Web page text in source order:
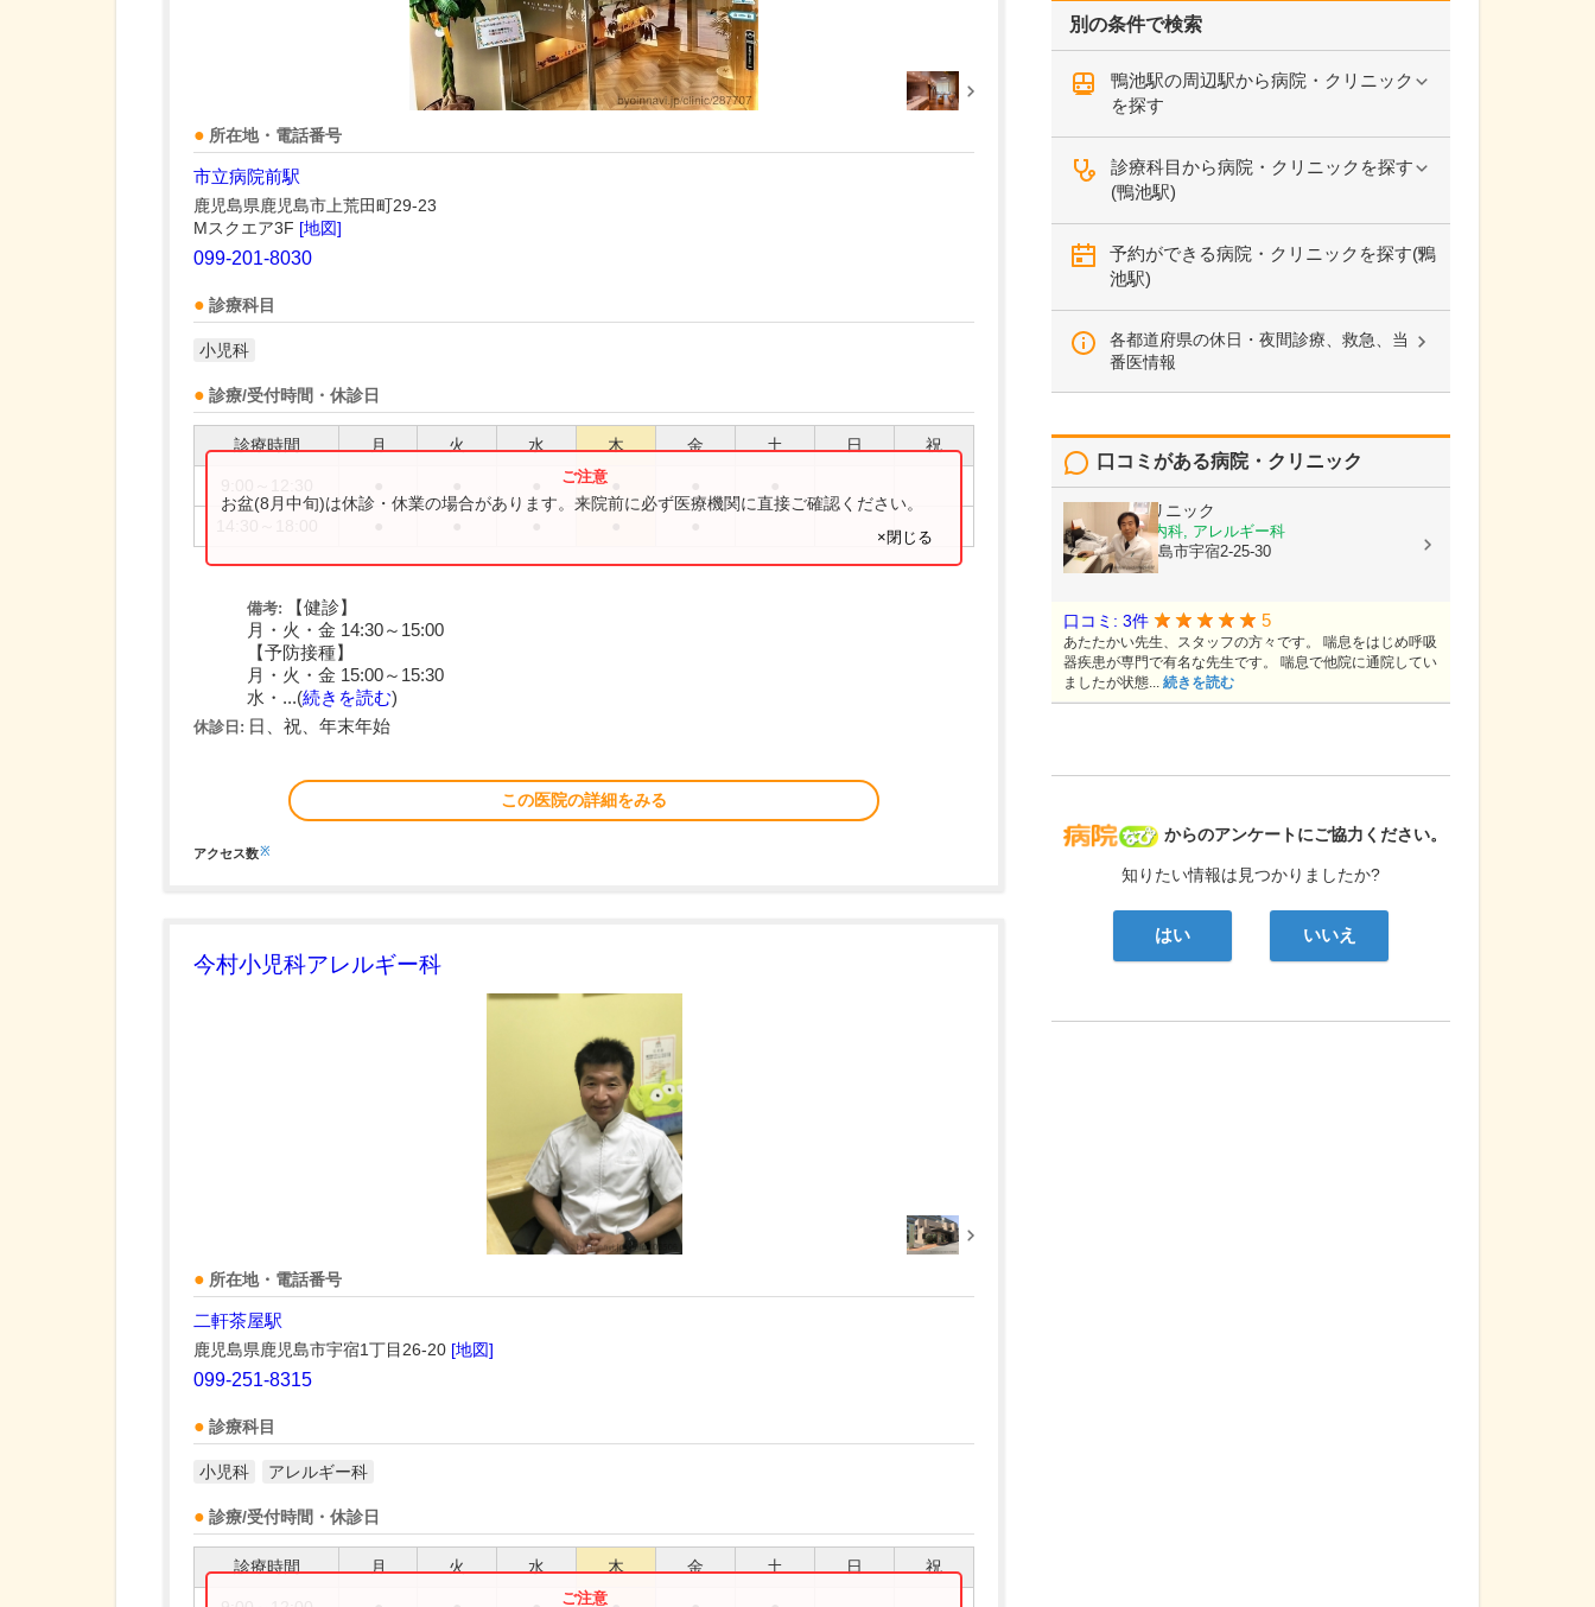
所在地・電話番号
市立病院前駅
鹿児島県鹿児島市上荒田町29-23
Mスクエア3F [地図]
099-201-8030
診療科目
小児科
診療/受付時間・休診日
診療時間 月 火 水 木 金 土 日 祝
お盆(8月中旬)は休診・休業の場合があります。来院前に必ず医療機関に直接ご確認ください。
×閉じる
備考:
【健診】
月・火・金 14:30～15:00
【予防接種】
月・火・金 15:00～15:30
水・...(続きを読む)
休診日: 日、祝、年末年始
この医院の詳細をみる
アクセス数※
今村小児科アレルギー科
所在地・電話番号
二軒茶屋駅
鹿児島県鹿児島市宇宿1丁目26-20 [地図]
099-251-8315
診療科目
小児科 アレルギー科
診療/受付時間・休診日
診療時間 月 火 水 木 金 土 日 祝
別の条件で検索
鴨池駅の周辺駅から病院・クリニック
を探す
診療科目から病院・クリニックを探す
(鴨池駅)
予約ができる病院・クリニックを探す(鴨
池駅)
各都道府県の休日・夜間診療、救急、当
番医情報
病院なび
からのアンケートにご協力ください。
知りたい情報は見つかりましたか?
はい いいえ
口コミがある病院・クリニック
栃木隆男クリニック
内科, 呼吸器内科, アレルギー科
鹿児島県鹿児島市宇宿2-25-30
口コミ: 3件 5
あたたかい先生、スタッフの方々です。 喘息をはじめ呼吸
器疾患が専門で有名な先生です。 喘息で他院に通院してい
ましたが状態... 続きを読む